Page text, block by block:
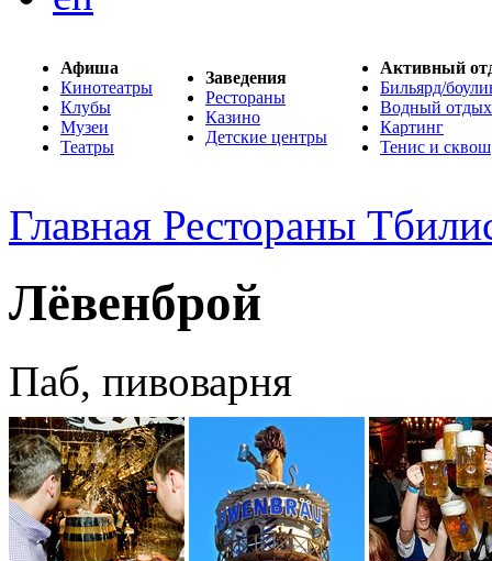
Афиша
Кинотеатры
Клубы
Музеи
Театры
Заведения
Рестораны
Казино
Детские центры
Активный
Бильярд/
Водный отдых
Картинг
Тенис и сквош
Главная Рестораны
Лёвенброй
Паб, пивоварня